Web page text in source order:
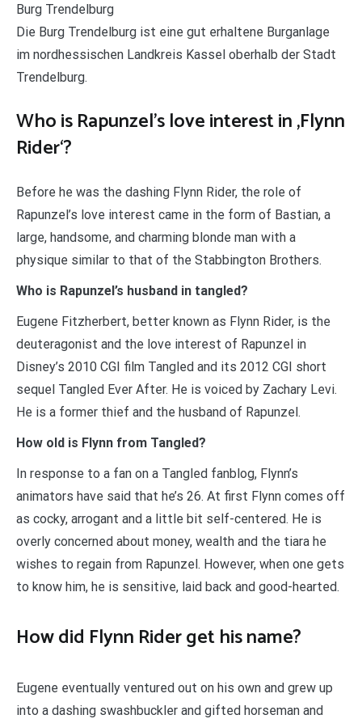
Burg Trendelburg
Die Burg Trendelburg ist eine gut erhaltene Burganlage
im nordhessischen Landkreis Kassel oberhalb der Stadt
Trendelburg.
Who is Rapunzel’s love interest in ‚Flynn
Rider‘?
Before he was the dashing Flynn Rider, the role of
Rapunzel’s love interest came in the form of Bastian, a
large, handsome, and charming blonde man with a
physique similar to that of the Stabbington Brothers.
Who is Rapunzel’s husband in tangled?
Eugene Fitzherbert, better known as Flynn Rider, is the
deuteragonist and the love interest of Rapunzel in
Disney’s 2010 CGI film Tangled and its 2012 CGI short
sequel Tangled Ever After. He is voiced by Zachary Levi.
He is a former thief and the husband of Rapunzel.
How old is Flynn from Tangled?
In response to a fan on a Tangled fanblog, Flynn’s
animators have said that he’s 26. At first Flynn comes off
as cocky, arrogant and a little bit self-centered. He is
overly concerned about money, wealth and the tiara he
wishes to regain from Rapunzel. However, when one gets
to know him, he is sensitive, laid back and good-hearted.
How did Flynn Rider get his name?
Eugene eventually ventured out on his own and grew up
into a dashing swashbuckler and gifted horseman and